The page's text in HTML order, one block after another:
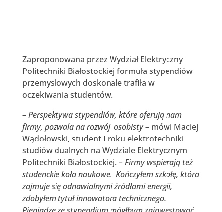
Zaproponowana przez Wydział Elektryczny
Politechniki Białostockiej formuła stypendiów
przemysłowych doskonale trafiła w
oczekiwania studentów.
– Perspektywa stypendiów, które oferują nam
firmy, pozwala na rozwój osobisty – mówi Maciej
Wądołowski, student I roku elektrotechniki
studiów dualnych na Wydziale Elektrycznym
Politechniki Białostockiej. – Firmy wspierają też
studenckie koła naukowe. Kończyłem szkołę, która
zajmuje się odnawialnymi źródłami energii,
zdobyłem tytuł innowatora technicznego.